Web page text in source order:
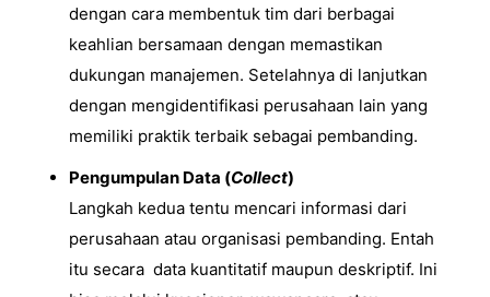
dengan cara membentuk tim dari berbagai
keahlian bersamaan dengan memastikan
dukungan manajemen. Setelahnya di lanjutkan
dengan mengidentifikasi perusahaan lain yang
memiliki praktik terbaik sebagai pembanding.
Pengumpulan Data (Collect)
Langkah kedua tentu mencari informasi dari
perusahaan atau organisasi pembanding. Entah
itu secara data kuantitatif maupun deskriptif. Ini